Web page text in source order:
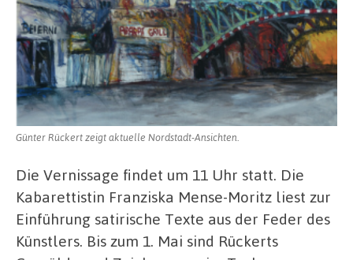
Günter Rückert zeigt aktuelle Nordstadt-Ansichten.
Die Vernissage findet um 11 Uhr statt. Die
Kabarettistin Franziska Mense-Moritz liest zur
Einführung satirische Texte aus der Feder des
Künstlers. Bis zum 1. Mai sind Rückerts